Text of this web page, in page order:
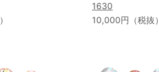
1630
10,000円（税抜）